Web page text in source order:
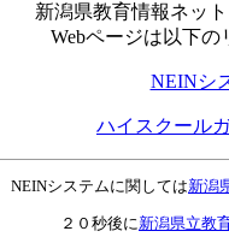
新潟県教育情報ネッ
Webページは以下
NEINシ
ハイスクール
NEINシステムに関しては新潟
２０秒後に新潟県立教